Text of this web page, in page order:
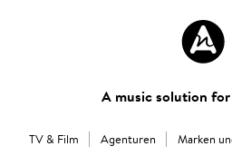
A music solution
TV & Film Agenturen Marken